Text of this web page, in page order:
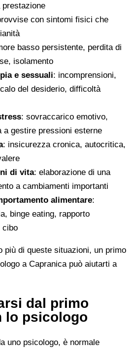
con sintomi fisici che
basso persistente, perdita di
isolamento
e sessuali: incomprensioni,
del desiderio, difficoltà
: sovraccarico emotivo,
a gestire pressioni esterne
: insicurezza cronica, autocritica,
di vita: elaborazione di una
a cambiamenti importanti
alimentare:
binge eating, rapporto
cibo
più di queste situazioni, un primo
a Capranica può aiutarti a
dal primo
lo psicologo
uno psicologo, è normale